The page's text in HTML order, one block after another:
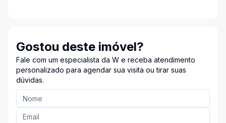
Gostou deste imóvel?
Fale com um especialista da W e receba atendimento
personalizado para agendar sua visita ou tirar suas
dúvidas.